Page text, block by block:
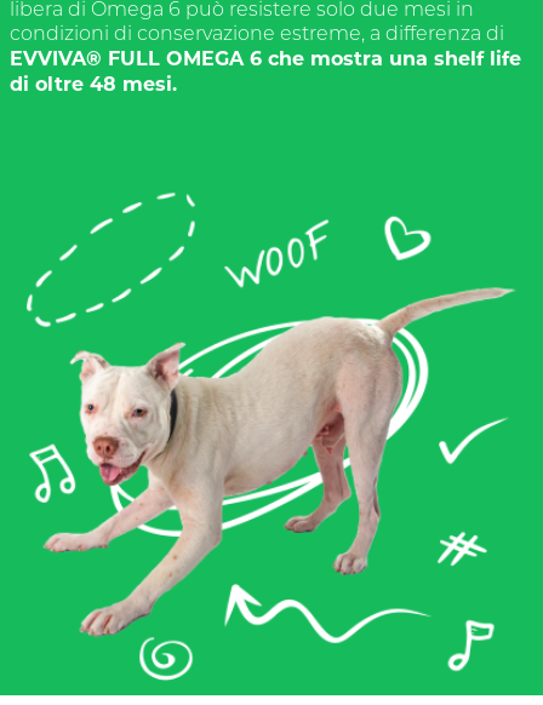
libera di Omega 6 può resistere solo due mesi in
condizioni di conservazione estreme, a differenza di
EVVIVA® FULL OMEGA 6 che mostra una shelf life
di oltre 48 mesi.
ISCRIVITI ALLA
NEWSLETTER